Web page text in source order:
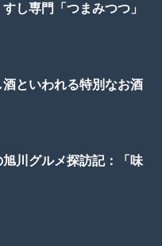
し専門「つまみつつ」
といわれる特別なお酒
川グルメ探訪記：「味